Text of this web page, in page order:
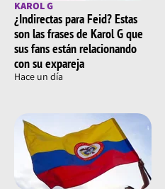
KAROL G
¿Indirectas para Feid? Estas
son las frases de Karol G que
sus fans están relacionando
con su expareja
Hace un día